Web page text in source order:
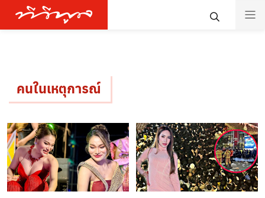
คนในเหตุการณ์